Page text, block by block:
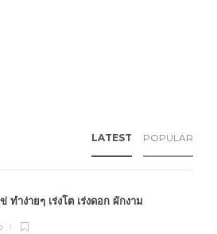
LATEST POPULAR
ทำง่ายๆ เร่งโต เร่งดอก ผักงาม